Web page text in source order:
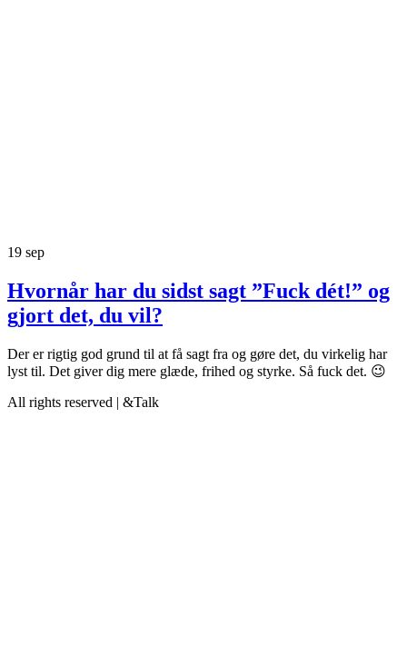
19 sep
Hvornår har du sidst sagt ”Fuck dét!” og
gjort det, du vil?
Der er rigtig god grund til at få sagt fra og gøre det, du virkelig har
lyst til. Det giver dig mere glæde, frihed og styrke. Så fuck det. 😉
All rights reserved | &Talk